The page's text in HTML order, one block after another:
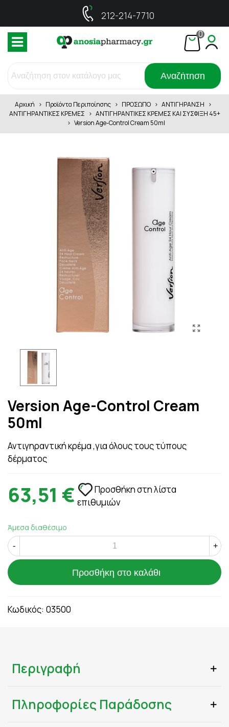
212-214-7710
0
Αναζήτηση
Αρχική > Προϊόντα Περιποίησης > ΠΡΟΣΩΠΟ > ΑΝΤΙΓΗΡΑΝΣΗ >
ΑΝΤΙΓΗΡΑΝΤΙΚΕΣ ΚΡΕΜΕΣ > ΑΝΤΙΓΗΡΑΝΤΙΚΕΣ ΚΡΕΜΕΣ ΚΑΙ ΣΥΣΦΙΞΗ 45+
> Version Age-Control Cream 50ml
Version Age-Control Cream
50ml
Αντιγηραντική κρέμα ,για όλους τους τύπους
δέρματος
63,51 €
Προσθήκη στη λίστα
επιθυμιών
Άμεσα διαθέσιμο
- +
Προσθήκη στο καλάθι
Κωδικός: 03500
Περιγραφή
Πληροφορίες Παράδοσης